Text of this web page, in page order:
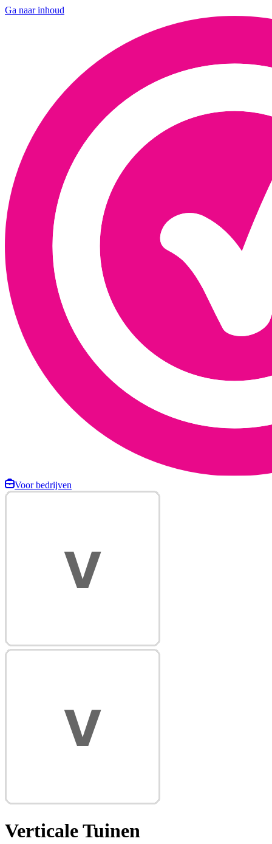
Ga naar inhoud
Voor bedrijven
Verticale Tuinen